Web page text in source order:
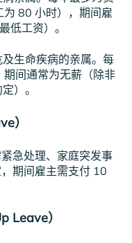
80 小时），期间雇
低工资）。
生命疾病的亲属。每
间通常为无薪（除非
）。
）
急处理、家庭突发事
期间雇主需支付 10
Leave）